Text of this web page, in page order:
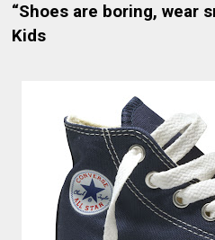
“Shoes are boring, wear
Kids